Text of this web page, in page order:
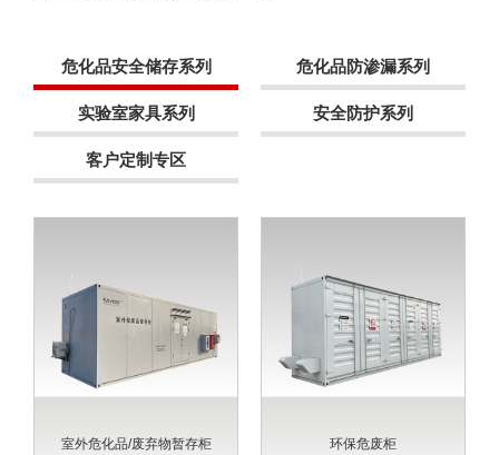
危化品安全储存系列 危化品防渗漏系列
实验室家具系列 安全防护系列
客户定制专区
室外危化品/废弃物暂存柜 环保危废柜